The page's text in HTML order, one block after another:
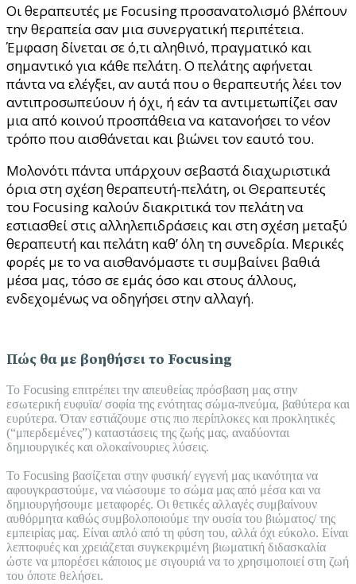
Οι θεραπευτές με Focusing προσανατολισμό βλέπουν
την θεραπεία σαν μια συνεργατική περιπέτεια.
Έμφαση δίνεται σε ό,τι αληθινό, πραγματικό και
σημαντικό για κάθε πελάτη. Ο πελάτης αφήνεται
πάντα να ελέγξει, αν αυτά που ο θεραπευτής λέει τον
αντιπροσωπεύουν ή όχι, ή εάν τα αντιμετωπίζει σαν
μια από κοινού προσπάθεια να κατανοήσει το νέον
τρόπο που αισθάνεται και βιώνει τον εαυτό του.
Μολονότι πάντα υπάρχουν σεβαστά διαχωριστικά
όρια στη σχέση θεραπευτή-πελάτη, οι Θεραπευτές
του Focusing καλούν διακριτικά τον πελάτη να
εστιασθεί στις αλληλεπιδράσεις και στη σχέση μεταξύ
θεραπευτή και πελάτη καθ’ όλη τη συνεδρία. Μερικές
φορές με το να αισθανόμαστε τι συμβαίνει βαθιά
μέσα μας, τόσο σε εμάς όσο και στους άλλους,
ενδεχομένως να οδηγήσει στην αλλαγή.
Πώς θα με βοηθήσει το Focusing
Το Focusing επιτρέπει την απευθείας πρόσβαση μας στην
εσωτερική ευφυϊα/ σοφία της ενότητας σώμα-πνεύμα, βαθύτερα και
ευρύτερα. Όταν εστιάζουμε στις πιο περίπλοκες και προκλητικές
(“μπερδεμένες”) καταστάσεις της ζωής μας, αναδύονται
δημιουργικές και ολοκαίνουριες λύσεις.
To Focusing βασίζεται στην φυσική/ εγγενή μας ικανότητα να
αφουγκραστούμε, να νιώσουμε το σώμα μας από μέσα και να
δημιουργήσουμε μεταφορές. Οι θετικές αλλαγές συμβαίνουν
αυθόρμητα καθώς συμβολοποιούμε την ουσία του βιώματος/ της
εμπειρἰας μας. Είναι απλό από τη φύση του, αλλά όχι εύκολο. Είναι
λεπτοφυές και χρειάζεται συγκεκριμένη βιωματική διδασκαλία
ώστε να μπορέσει κάποιος με σιγουριά να το χρησιμοποιεί στη ζωή
του όποτε θελήσει.